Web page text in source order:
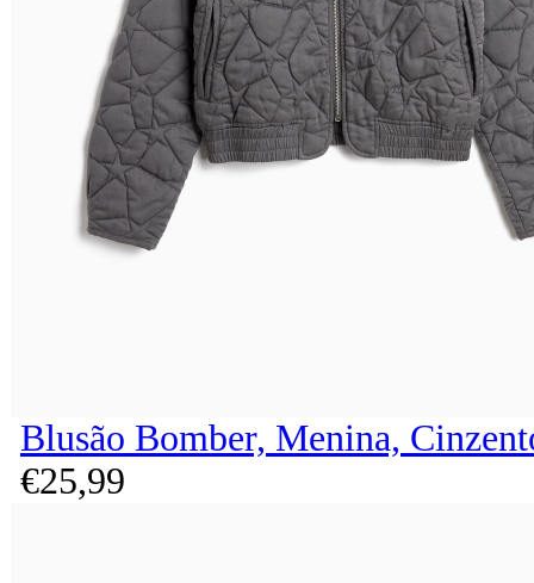
Blusão Bomber, Menina,
€25,99